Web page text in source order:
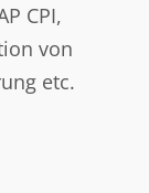
CPI,
von
etc.